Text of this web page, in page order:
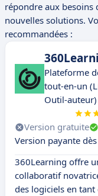
répondre aux besoins
nouvelles solutions.
recommandées :
Plateforme
tout-en-un
Outil-auteur)
Version gratuite
Version payante dès
360Learning offre
collaboratif
des logiciels en